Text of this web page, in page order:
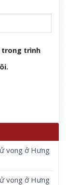
trong trình
vong ở Hưng
vong ở Hưng